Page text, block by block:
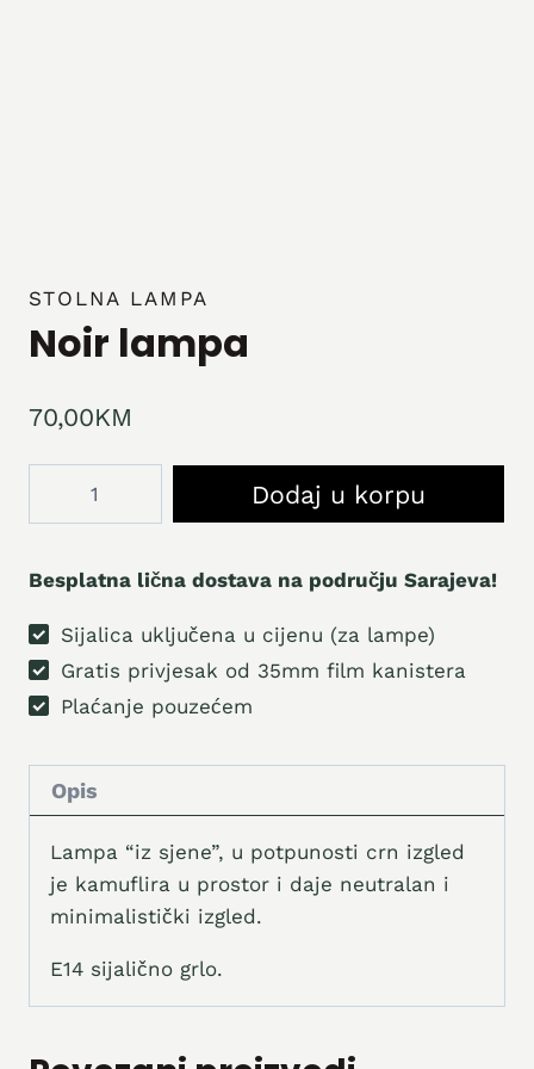
STOLNA LAMPA
Noir lampa
70,00KM
Dodaj u korpu
Besplatna lična dostava na području Sarajeva!
Sijalica uključena u cijenu (za lampe)
Gratis privjesak od 35mm film kanistera
Plaćanje pouzećem
Opis
Lampa “iz sjene”, u potpunosti crn izgled
je kamuflira u prostor i daje neutralan i
minimalistički izgled.
E14 sijalično grlo.